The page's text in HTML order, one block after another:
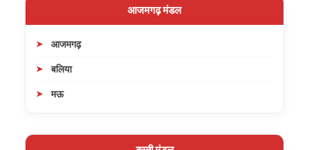
आजमगढ़ मंडल
आजमगढ़
बलिया
मऊ